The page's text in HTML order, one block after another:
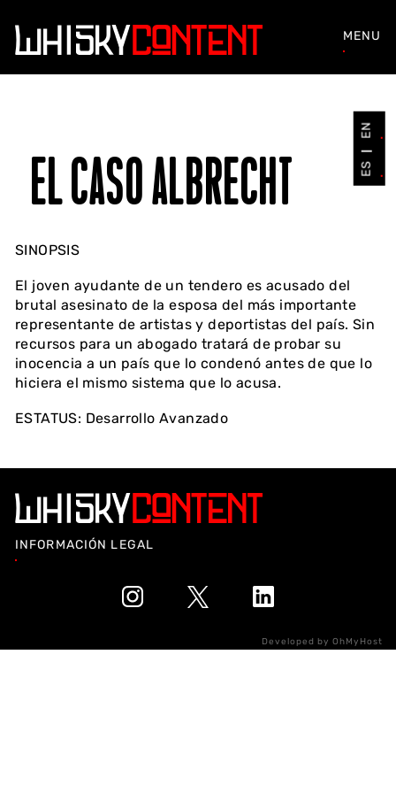
MENU
ES
EN
EL CASO ALBRECHT
SINOPSIS
El joven ayudante de un tendero es acusado del
brutal asesinato de la esposa del más importante
representante de artistas y deportistas del país. Sin
recursos para un abogado tratará de probar su
inocencia a un país que lo condenó antes de que lo
hiciera el mismo sistema que lo acusa.
ESTATUS: Desarrollo Avanzado
INFORMACIÓN LEGAL
Developed by OhMyHost